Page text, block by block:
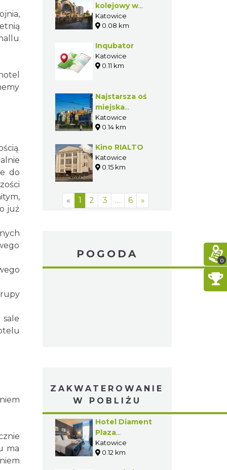
do
już
ma
kolejowy w
Katowicach
Katowice
0.08 km
Inqubator
Katowice
0.11 km
Najstarsza oś
miejska
Katowic
Katowice
0.14 km
Kino RIALTO
Katowice
0.15 km
« 1 2 3 … 6 »
POGODA
ZAKWATEROWANIE
W POBLIŻU
Hotel Diament
Plaza
Katowice****
Katowice
0.12 km
0